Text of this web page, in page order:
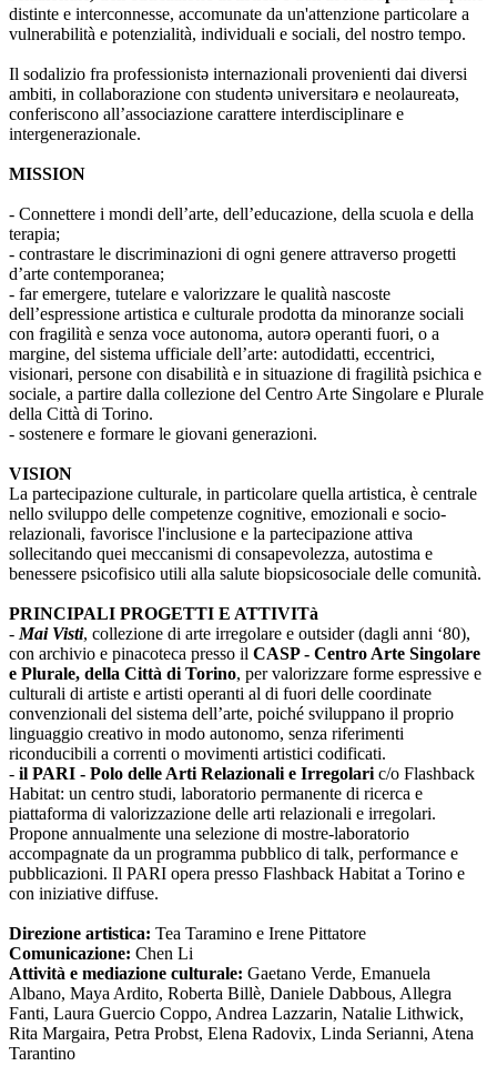
distinte e interconnesse, accomunate da un'attenzione particolare a
vulnerabilità e potenzialità, individuali e sociali, del nostro tempo.
Il sodalizio fra professionistə internazionali provenienti dai diversi
ambiti, in collaborazione con studentə universitarə e neolaureatə,
conferiscono all’associazione carattere interdisciplinare e
intergenerazionale.
MISSION
- Connettere i mondi dell’arte, dell’educazione, della scuola e della
terapia;
- contrastare le discriminazioni di ogni genere attraverso progetti
d’arte contemporanea;
- far emergere, tutelare e valorizzare le qualità nascoste
dell’espressione artistica e culturale prodotta da minoranze sociali
con fragilità e senza voce autonoma, autorə operanti fuori, o a
margine, del sistema ufficiale dell’arte: autodidatti, eccentrici,
visionari, persone con disabilità e in situazione di fragilità psichica e
sociale, a partire dalla collezione del Centro Arte Singolare e Plurale
della Città di Torino.
- sostenere e formare le giovani generazioni.
VISION
La partecipazione culturale, in particolare quella artistica, è centrale
nello sviluppo delle competenze cognitive, emozionali e socio-
relazionali, favorisce l'inclusione e la partecipazione attiva
sollecitando quei meccanismi di consapevolezza, autostima e
benessere psicofisico utili alla salute biopsicosociale delle comunità.
PRINCIPALI PROGETTI E ATTIVITà
- Mai Visti, collezione di arte irregolare e outsider (dagli anni ‘80),
con archivio e pinacoteca presso il CASP - Centro Arte Singolare
e Plurale, della Città di Torino, per valorizzare forme espressive e
culturali di artiste e artisti operanti al di fuori delle coordinate
convenzionali del sistema dell’arte, poiché sviluppano il proprio
linguaggio creativo in modo autonomo, senza riferimenti
riconducibili a correnti o movimenti artistici codificati.
- il PARI - Polo delle Arti Relazionali e Irregolari c/o Flashback
Habitat: un centro studi, laboratorio permanente di ricerca e
piattaforma di valorizzazione delle arti relazionali e irregolari.
Propone annualmente una selezione di mostre-laboratorio
accompagnate da un programma pubblico di talk, performance e
pubblicazioni. Il PARI opera presso Flashback Habitat a Torino e
con iniziative diffuse.
Direzione artistica: Tea Taramino e Irene Pittatore
Comunicazione: Chen Li
Attività e mediazione culturale: Gaetano Verde, Emanuela
Albano, Maya Ardito, Roberta Billè, Daniele Dabbous, Allegra
Fanti, Laura Guercio Coppo, Andrea Lazzarin, Natalie Lithwick,
Rita Margaira, Petra Probst, Elena Radovix, Linda Serianni, Atena
Tarantino